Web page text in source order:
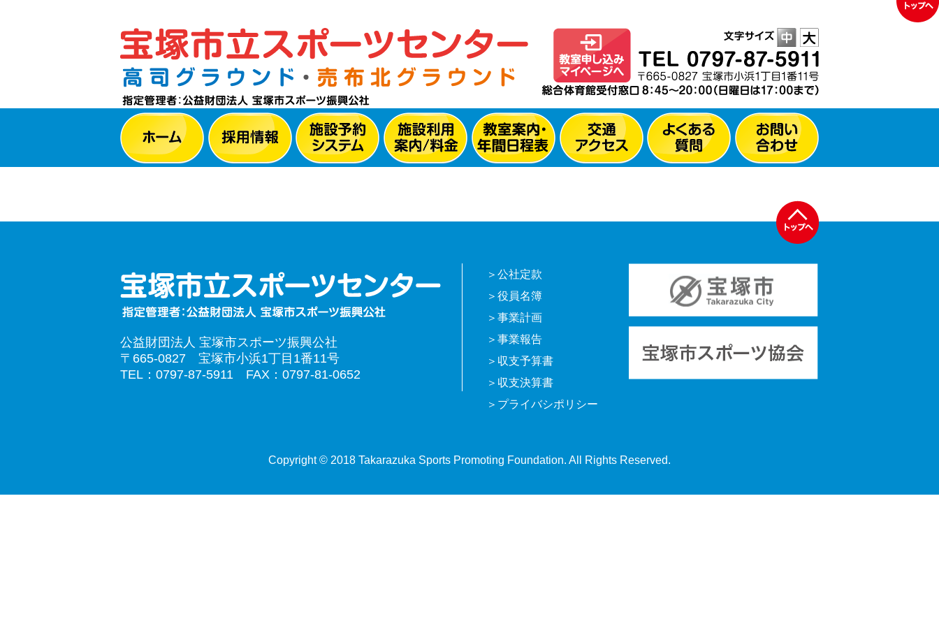
公益財団法人 宝塚市スポーツ振興公社
〒665-0827 宝塚市小浜1丁目1番11号
TEL：0797-87-5911 FAX：0797-81-0652
公社定款
役員名簿
事業計画
事業報告
収支予算書
収支決算書
プライバシポリシー
Copyright © 2018 Takarazuka Sports Promoting Foundation. All Rights Reserved.